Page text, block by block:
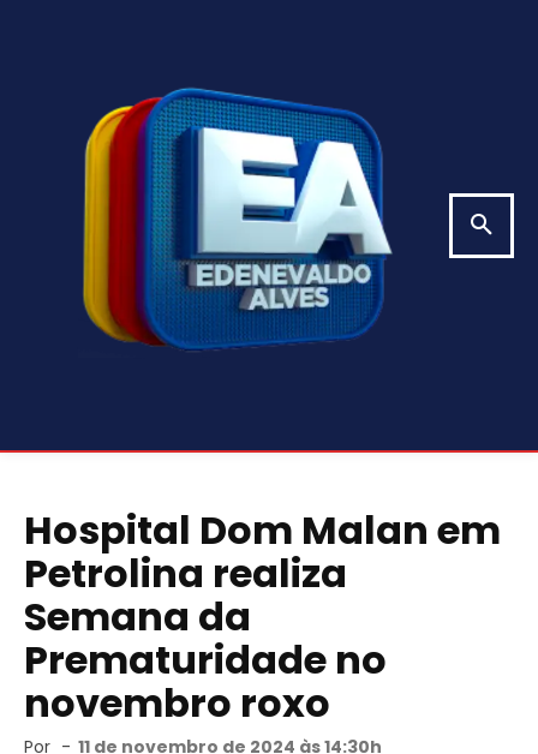
Hospital Dom Malan em
Petrolina realiza
Semana da
Prematuridade no
novembro roxo
Por - 11 de novembro de 2024 às 14:30h